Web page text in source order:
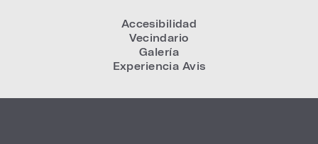
Accesibilidad
Vecindario
Galería
Experiencia Avis